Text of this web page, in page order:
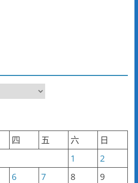
四 五 六
日
1
2
6 7 8
9